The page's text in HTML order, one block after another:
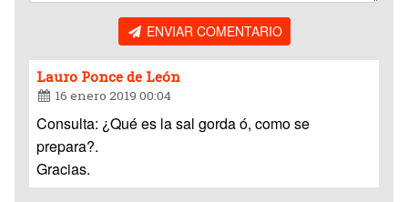
ENVIAR COMENTARIO
Lauro Ponce de León
16 enero 2019 00:04
Consulta: ¿Qué es la sal gorda ó, como se
prepara?.
Gracias.